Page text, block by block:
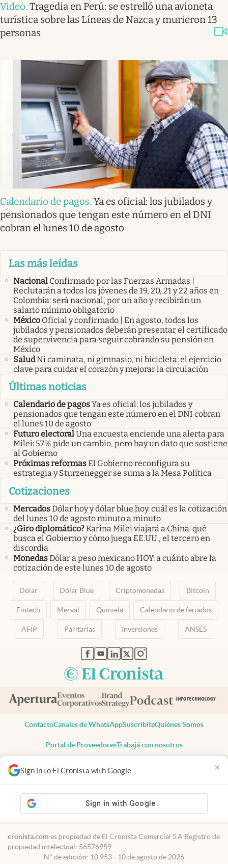
Sign in to El Cronista with Google ×
Video. Tragedia en Perú: se estrelló una avioneta
turística sobre las Líneas de Nazca y murieron 13
personas
Calendario de pagos. Ya es oficial: los jubilados y
pensionados que tengan este número en el DNI
cobran el lunes 10 de agosto
Las más leídas
Nacional Confirmado por las Fuerzas Armadas |
Reclutarán a todos los jóvenes de 19, 20, 21 y 22 años en
Colombia: será nacional, por un año y recibirán un
salario mínimo obligatorio
México Oficial y confirmado | En agosto, todos los
jubilados y pensionados deberán presentar el certificado
de supervivencia para seguir cobrando su pensión en
México
SaludNi caminata, ni gimnasio, ni bicicleta: el ejercicio
clave para cuidar el corazón y mejorar la circulación
Últimas noticias
Calendario de pagosYa es oficial: los jubilados y
pensionados que tengan este número en el DNI cobran
el lunes 10 de agosto
Futuro electoralUna encuesta enciende una alerta para
Milei: 57% pide un cambio, pero hay un dato que sostiene
al Gobierno
Próximas reformasEl Gobierno reconfigura su
estrategia y Sturzenegger se suma a la Mesa Política
Cotizaciones
MercadosDólar hoy y dólar blue hoy: cuál es la cotización
del lunes 10 de agosto minuto a minuto
¿Giro diplomático?Karina Milei viajará a China: qué
busca el Gobierno y cómo juega EE.UU., el tercero en
discordia
MonedasDólar a peso mexicano HOY: a cuánto abre la
cotización de este lunes 10 de agosto
Dólar Dólar Blue Criptomonedas Bitcoin
Fintech Merval Quiniela Calendario de feriados
AFIP Paritarias Inversiones ANSES
abre en nueva pestaña
abre en nueva pestaña
abre en nueva pestaña
abre en nueva pestaña
abre en nueva pestaña
ContactoCanales de WhatsAppSuscribiteQuiénes Somos
Portal de ProveedoresTrabajá con nosotros
Todos los derechos reservados
Privacidad
Consentimiento
Tel:+54 11 7078-3270
cronista.com es propiedad de El Cronista Comercial S.A Registro de
propiedad intelectual: 56576959
N° de edición: 10.953 - 10 de agosto de 2026